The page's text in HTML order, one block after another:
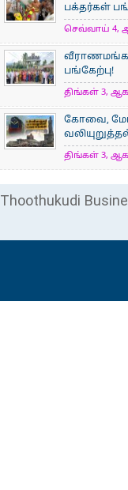
பக்தர்கள்
செவ்வாய் 4,
பங்கேற்பு!
திங்கள் 3,
கோவை,
திங்கள் 3,
Thoothukudi